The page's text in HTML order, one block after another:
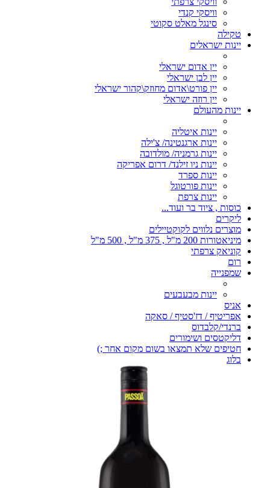
וויסקי קנדי
סינגל מאלט סקוטי
טקילה
יינות ישראלים
יין אדום ישראלי
יין לבן ישראלי
יין פורט\אדום מחוזק\קהור ישראלי
יין רוזה ישראלי
יינות מהעולם
יינות איטליה
יינות ארגנטינה/ צ'ילה
יינות גרמניה/ מולדובה
יינות ניו זילנד/ דרום אפריקה
יינות ספרד
יינות פורטוגל
יינות צרפת
כוסות , ציוד בר ועוד...
ליקרים
מוצרים נלווים לקוקטיילים
מיניאטורות 200 מ"ל , 375 מ"ל , 500 מ"ל
קוניאק צרפתי
רום
שמפנייה
יינות מבעבעים
אניס
אפריטיף / דז'סטיף / סאקה
ברנדי/קלבדוס
דליקטסים ושימורים
חטיפים שלא תמצאו בשום מקום אחר ;)
בלוג